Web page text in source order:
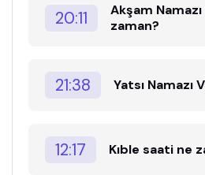
20:11
Akşam
zaman?
21:38 Yatsı Namazı
12:17 Kıble saati ne